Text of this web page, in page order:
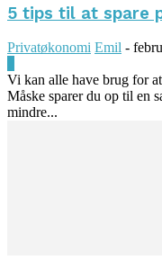
5 tips til at spare
Privatøkonomi Emil -
Vi kan alle have brug for
Måske sparer du op til en
mindre...